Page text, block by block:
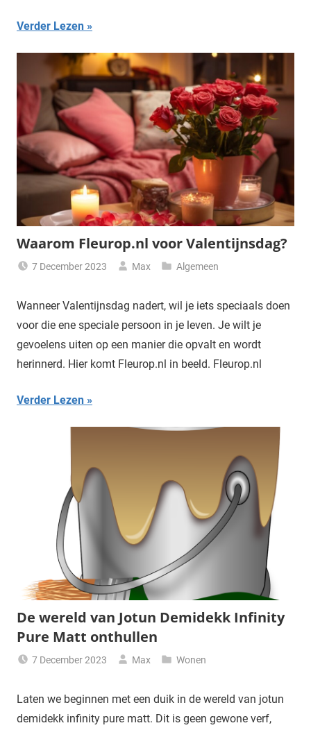
Verder Lezen
Waarom Fleurop.nl voor Valentijnsdag?
7 December 2023 Max Algemeen
Wanneer Valentijnsdag nadert, wil je iets speciaals doen
voor die ene speciale persoon in je leven. Je wilt je
gevoelens uiten op een manier die opvalt en wordt
herinnerd. Hier komt Fleurop.nl in beeld. Fleurop.nl
Verder Lezen
De wereld van Jotun Demidekk Infinity
Pure Matt onthullen
7 December 2023 Max Wonen
Laten we beginnen met een duik in de wereld van jotun
demidekk infinity pure matt. Dit is geen gewone verf,